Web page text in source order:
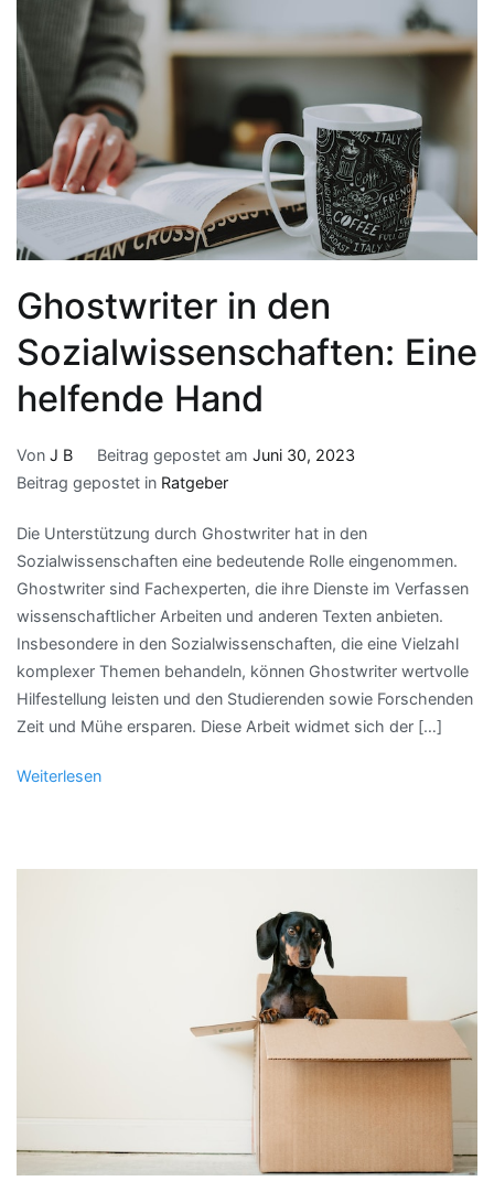
Ghostwriter in den
Sozialwissenschaften: Eine
helfende Hand
Von J B Beitrag gepostet am Juni 30, 2023
Beitrag gepostet in Ratgeber
Die Unterstützung durch Ghostwriter hat in den
Sozialwissenschaften eine bedeutende Rolle eingenommen.
Ghostwriter sind Fachexperten, die ihre Dienste im Verfassen
wissenschaftlicher Arbeiten und anderen Texten anbieten.
Insbesondere in den Sozialwissenschaften, die eine Vielzahl
komplexer Themen behandeln, können Ghostwriter wertvolle
Hilfestellung leisten und den Studierenden sowie Forschenden
Zeit und Mühe ersparen. Diese Arbeit widmet sich der […]
Weiterlesen